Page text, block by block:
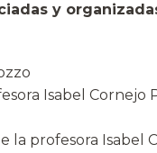
y
Isabel Cornejo
profesora Isabel